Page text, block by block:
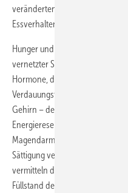
veränderten Gehirnstrukturen
Essverhaltens sind.
Hunger und Appetit werden im
vernetzter Strukturen reguliert.
Hormone, die von den Zellen
Verdauungstraktes
Gehirn – dem Hypothalamus –
Energiereserven bestellt ist. So
Magendarmtrakt kurzfristig
Sättigung vermitteln. Hormone
vermitteln dem Hypothalamus
Füllstand der Langzeit-